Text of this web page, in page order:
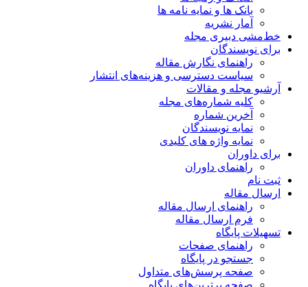
بانک ها و نمایه نامه ها
آمار نشریه
خط‌مشی دبیری مجله
برای نویسندگان
راهنمای نگارش مقاله
سیاست دسترسی و هزینه‌های انتشار
آرشیو مجله و مقالات
کلیه شماره‌های مجله
آخرین شماره
نمایه نویسندگان
نمایه واژه های کلیدی
برای داوران
راهنمای داوران
ثبت نام
ارسال مقاله
راهنمای ارسال مقاله
فرم ارسال مقاله
تسهیلات پایگاه
راهنمای صفحات
جستجو در پایگاه
صفحه پرسش‌های متداول
صفحه برترین‌های پایگاه